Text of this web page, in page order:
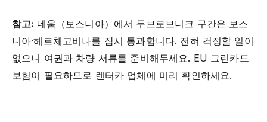
참고: 네움（보스니아）에서 두브로브니크 구간은 보스
니아·헤르체고비나를 잠시 통과합니다. 전혀 걱정할 일이
없으니 여권과 차량 서류를 준비해두세요. EU 그린카드
보험이 필요하므로 렌터카 업체에 미리 확인하세요.